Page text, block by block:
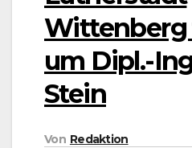
Wittenberg
um Dipl.-
Stein
Von Redaktion